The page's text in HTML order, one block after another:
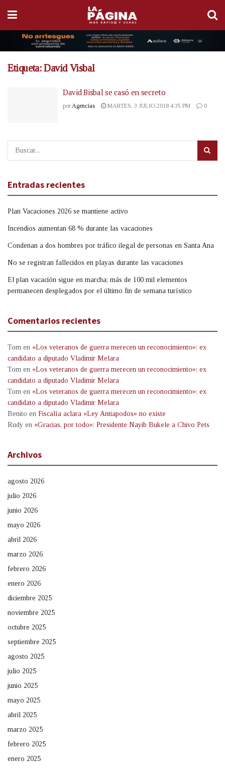
Etiqueta:David Visbal
David Bisbal se casó en secreto
por Agencias MARTES, 3 JULIO 2018 4:35 PM 0
Entradas recientes
Plan Vacaciones 2026 se mantiene activo
Incendios aumentan 68 % durante las vacaciones
Condenan a dos hombres por tráfico ilegal de personas en Santa Ana
No se registran fallecidos en playas durante las vacaciones
El plan vacación sigue en marcha; más de 100 mil elementos
permanecen desplegados por el último fin de semana turístico
Comentarios recientes
Tom en «Los veteranos de guerra merecen un reconocimiento»: ex
candidato a diputado Vladimir Melara
Tom en «Los veteranos de guerra merecen un reconocimiento»: ex
candidato a diputado Vladimir Melara
Tom en «Los veteranos de guerra merecen un reconocimiento»: ex
candidato a diputado Vladimir Melara
Benito en Fiscalía aclara «Ley Antiapodos» no existe
Rudy en «Gracias, por todo»: Presidente Nayib Bukele a Chivo Pets
Archivos
agosto 2026
julio 2026
junio 2026
mayo 2026
abril 2026
marzo 2026
febrero 2026
enero 2026
diciembre 2025
noviembre 2025
octubre 2025
septiembre 2025
agosto 2025
julio 2025
junio 2025
mayo 2025
abril 2025
marzo 2025
febrero 2025
enero 2025